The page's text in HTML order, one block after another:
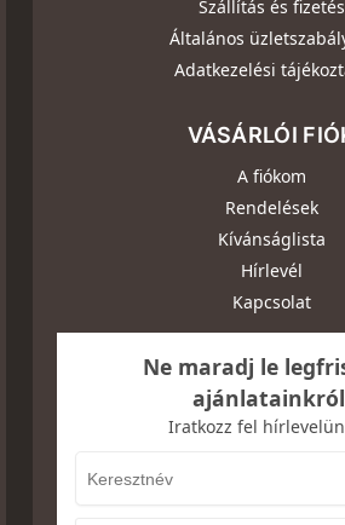
Szállítás és fizetés
Általános
Adatkezelési
VÁSÁRLÓI
A fiókom
Rendelések
Kívánságlista
Hírlevél
Kapcsolat
Ne maradj le
Iratkozz fel